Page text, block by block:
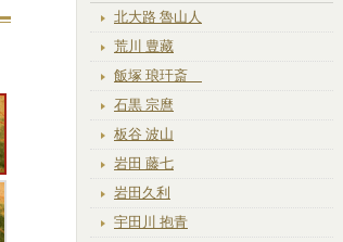
北大路 魯山人
荒川 豊藏
飯塚 琅玕斎
石黒 宗麿
板谷 波山
岩田 藤七
岩田久利
宇田川 抱青